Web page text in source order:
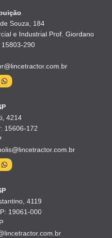
Souza, 184
e Industrial Prof. Giordano
15803-290
4214
15606-172
4119
19061-000